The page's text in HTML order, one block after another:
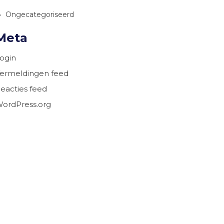
Ongecategoriseerd
feed
feed